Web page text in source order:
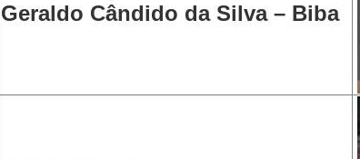
Geraldo Cândido da Silva – Biba